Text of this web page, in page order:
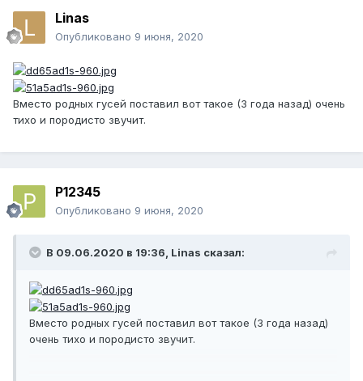
Linas
Опубликовано 9 июня, 2020
Вместо родных гусей поставил вот такое (3 года назад) очень
тихо и породисто звучит.
P12345
Опубликовано 9 июня, 2020
В 09.06.2020 в 19:36, Linas сказал:
Вместо родных гусей поставил вот такое (3 года назад)
очень тихо и породисто звучит.